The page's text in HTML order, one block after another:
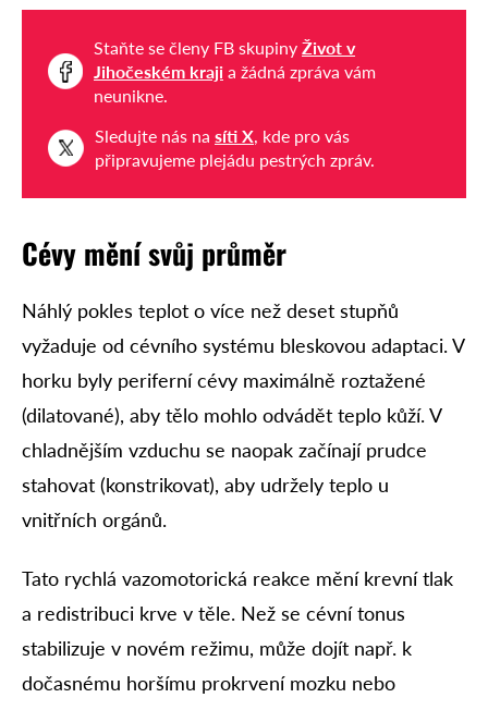
Staňte se členy FB skupiny Život v
Jihočeském kraji a žádná zpráva vám
neunikne.
Sledujte nás na síti X, kde pro vás
připravujeme plejádu pestrých zpráv.
Cévy mění svůj průměr
Náhlý pokles teplot o více než deset stupňů
vyžaduje od cévního systému bleskovou adaptaci. V
horku byly periferní cévy maximálně roztažené
(dilatované), aby tělo mohlo odvádět teplo kůží. V
chladnějším vzduchu se naopak začínají prudce
stahovat (konstrikovat), aby udržely teplo u
vnitřních orgánů.
Tato rychlá vazomotorická reakce mění krevní tlak
a redistribuci krve v těle. Než se cévní tonus
stabilizuje v novém režimu, může dojít např. k
dočasnému horšímu prokrvení mozku nebo